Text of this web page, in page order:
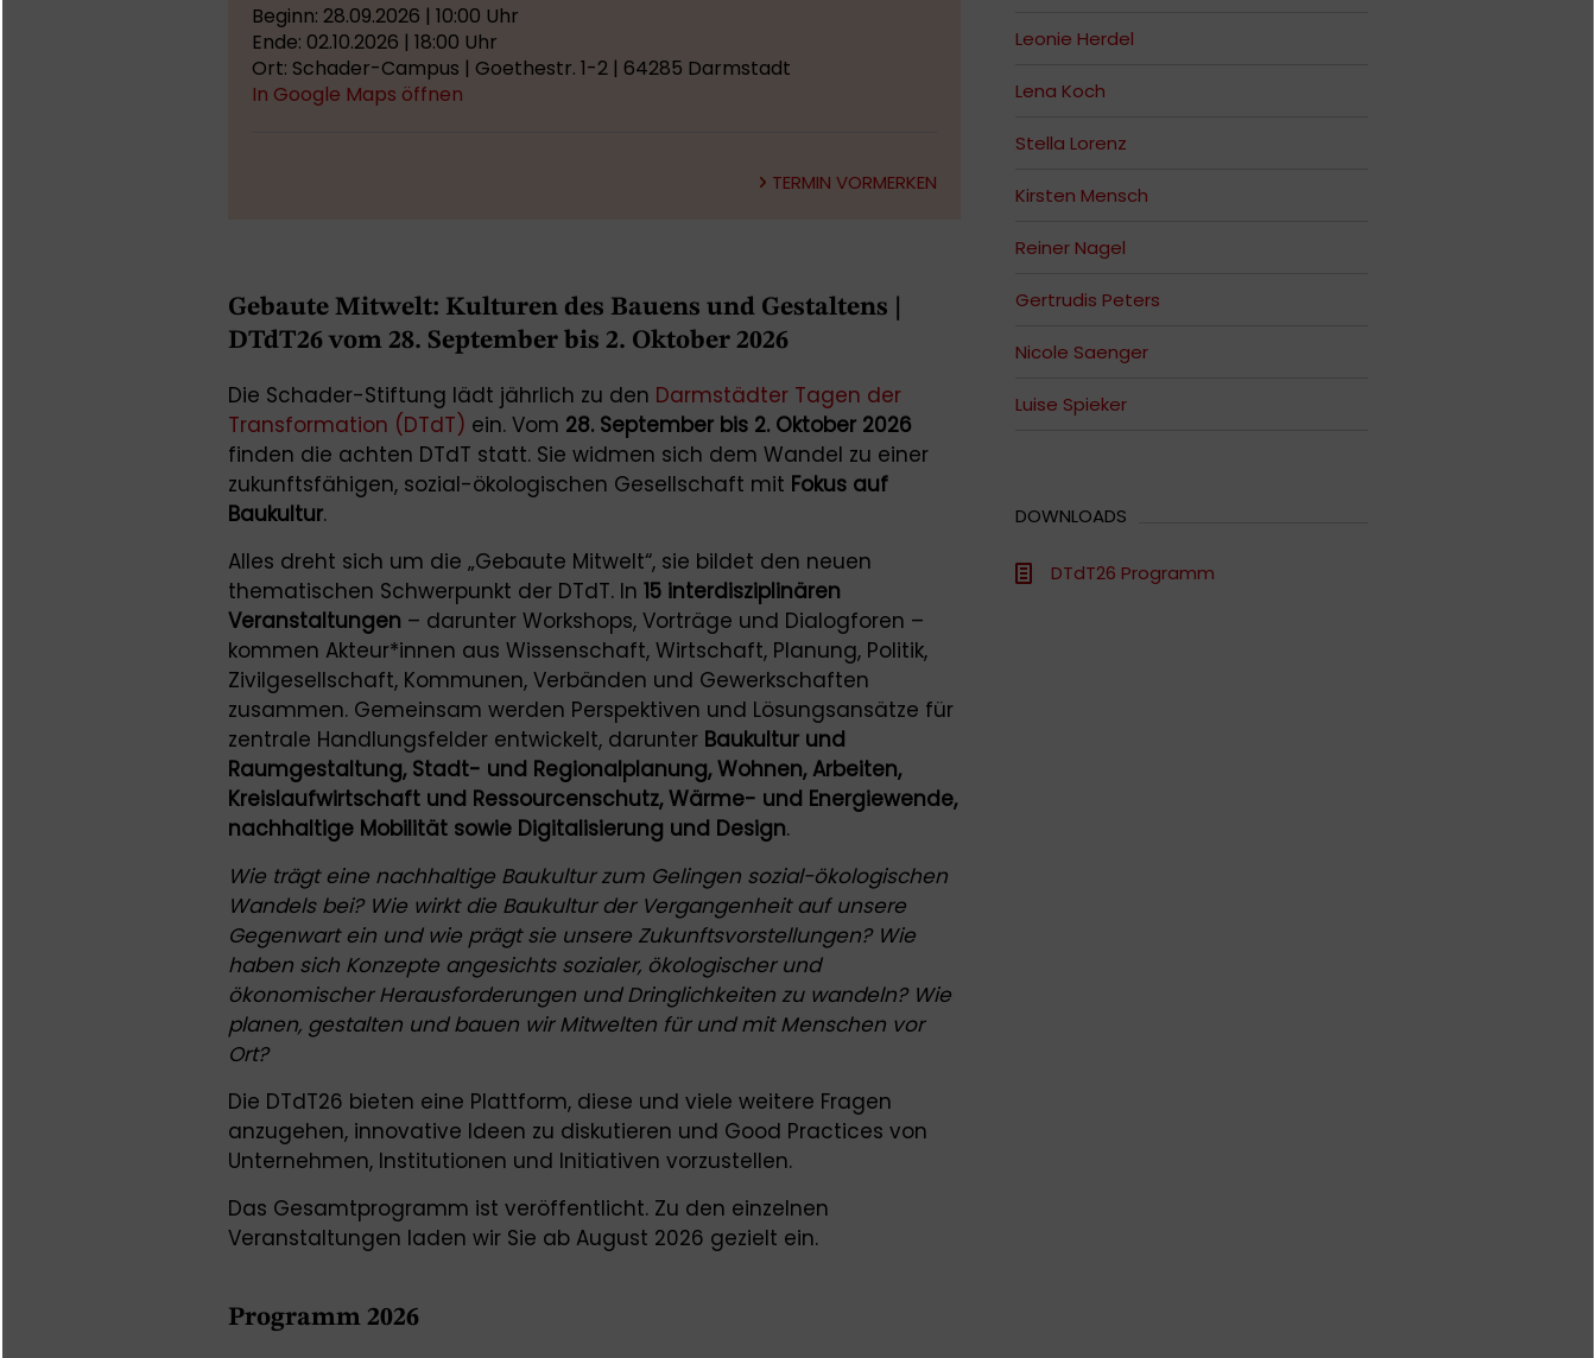
Beginn: 28.09.2026 | 10:00 Uhr
Ende: 02.10.2026 | 18:00 Uhr
Ort: Schader-Campus | Goethestr. 1-2 | 64285 Darmstadt
In Google Maps öffnen
TERMIN VORMERKEN
Gebaute Mitwelt: Kulturen des Bauens und Gestaltens |
DTdT26 vom 28. September bis 2. Oktober 2026
Die Schader-Stiftung lädt jährlich zu den Darmstädter Tagen der
Transformation (DTdT) ein. Vom 28. September bis 2. Oktober 2026
finden die achten DTdT statt. Sie widmen sich dem Wandel zu einer
zukunftsfähigen, sozial-ökologischen Gesellschaft mit Fokus auf
Baukultur.
Alles dreht sich um die „Gebaute Mitwelt“, sie bildet den neuen
thematischen Schwerpunkt der DTdT. In 15 interdisziplinären
Veranstaltungen – darunter Workshops, Vorträge und Dialogforen –
kommen Akteur*innen aus Wissenschaft, Wirtschaft, Planung, Politik,
Zivilgesellschaft, Kommunen, Verbänden und Gewerkschaften
zusammen. Gemeinsam werden Perspektiven und Lösungsansätze für
zentrale Handlungsfelder entwickelt, darunter Baukultur und
Raumgestaltung, Stadt- und Regionalplanung, Wohnen, Arbeiten,
Kreislaufwirtschaft und Ressourcenschutz, Wärme- und Energiewende,
nachhaltige Mobilität sowie Digitalisierung und Design.
Wie trägt eine nachhaltige Baukultur zum Gelingen sozial-ökologischen
Wandels bei? Wie wirkt die Baukultur der Vergangenheit auf unsere
Gegenwart ein und wie prägt sie unsere Zukunftsvorstellungen? Wie
haben sich Konzepte angesichts sozialer, ökologischer und
ökonomischer Herausforderungen und Dringlichkeiten zu wandeln? Wie
planen, gestalten und bauen wir Mitwelten für und mit Menschen vor
Ort?
Die DTdT26 bieten eine Plattform, diese und viele weitere Fragen
anzugehen, innovative Ideen zu diskutieren und Good Practices von
Unternehmen, Institutionen und Initiativen vorzustellen.
Das Gesamtprogramm ist veröffentlicht. Zu den einzelnen
Veranstaltungen laden wir Sie ab August 2026 gezielt ein.
Programm 2026
Leonie Herdel
Lena Koch
Stella Lorenz
Kirsten Mensch
Reiner Nagel
Gertrudis Peters
Nicole Saenger
Luise Spieker
DOWNLOADS
DTdT26 Programm